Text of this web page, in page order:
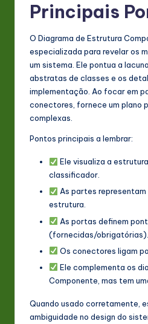
Principais
O Diagrama de Estrutura
especializada para revelar os
um sistema. Ele pontua a
abstratas de classes e os
implementação. Ao focar em
conectores, fornece um plano
complexas.
Pontos principais a lembrar:
Ele visualiza a
classificador.
As partes
estrutura.
As portas definem
(fornecidas/obrigatórias).
Os conectores ligam
Ele complementa os
Componente, mas tem
Quando usado corretamente,
ambiguidade no design do